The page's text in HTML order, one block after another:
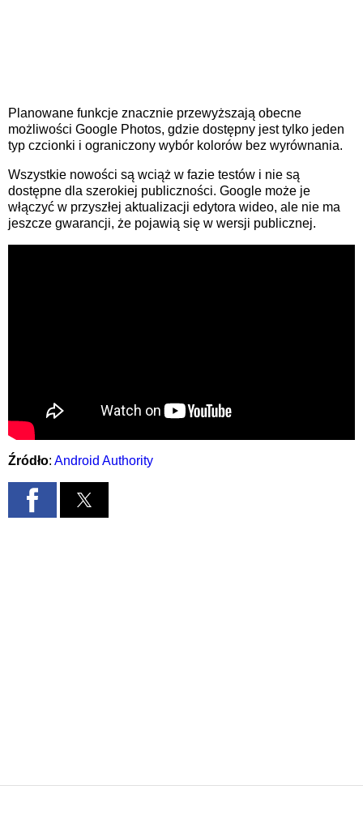
Planowane funkcje znacznie przewyższają obecne
możliwości Google Photos, gdzie dostępny jest tylko jeden
typ czcionki i ograniczony wybór kolorów bez wyrównania.
Wszystkie nowości są wciąż w fazie testów i nie są
dostępne dla szerokiej publiczności. Google może je
włączyć w przyszłej aktualizacji edytora wideo, ale nie ma
jeszcze gwarancji, że pojawią się w wersji publicznej.
Źródło: Android Authority